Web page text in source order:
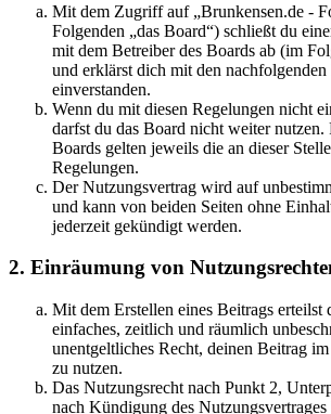
Mit dem Zugriff auf „Brunkensen.de -
Folgenden „das Board“) schließt du
mit dem Betreiber des Boards ab (im
und erklärst dich mit den nachfolgenden
einverstanden.
Wenn du mit diesen Regelungen nicht
darfst du das Board nicht weiter
Boards gelten jeweils die an dieser
Regelungen.
Der Nutzungsvertrag wird auf
und kann von beiden Seiten ohne
jederzeit gekündigt werden.
2. Einräumung von
Mit dem Erstellen eines Beitrags erteilst
einfaches, zeitlich und räumlich
unentgeltliches Recht, deinen Beitrag
zu nutzen.
Das Nutzungsrecht nach Punkt 2,
nach Kündigung des Nutzungsvertrages